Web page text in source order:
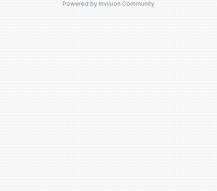
Powered by Invision Community